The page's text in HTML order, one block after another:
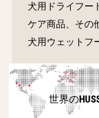
犬用ドライフー
ケア商品、その
犬用ウェットフ
世界の